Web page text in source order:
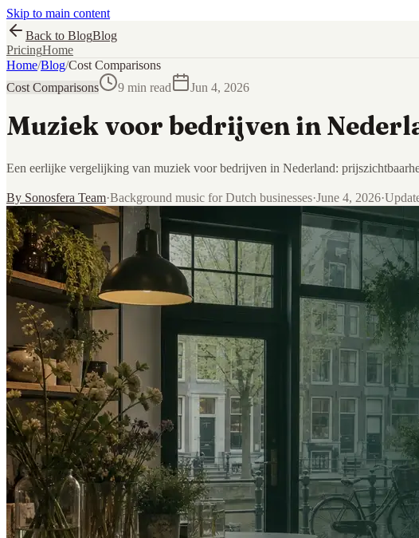
Skip to main content
Back to BlogBlog
PricingHome
Home/Blog/Cost Comparisons
Cost Comparisons
9 min read Jun 4, 2026
Muziek voor bedrijven in
Een eerlijke vergelijking van muziek voor bedrijven in Nederland:
By Sonosfera Team·Background music for Dutch businesses·June 4, 2026·